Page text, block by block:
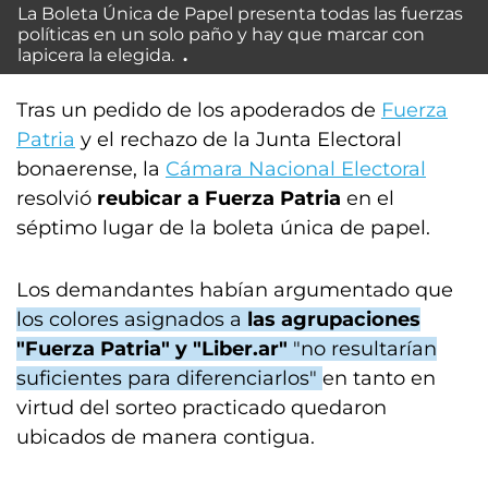
La Boleta Única de Papel presenta todas las fuerzas
políticas en un solo paño y hay que marcar con
lapicera la elegida.
Tras un pedido de los apoderados de Fuerza
Patria y el rechazo de la Junta Electoral
bonaerense, la Cámara Nacional Electoral
resolvió reubicar a Fuerza Patria en el
séptimo lugar de la boleta única de papel.
Los demandantes habían argumentado que
los colores asignados a las agrupaciones
"Fuerza Patria" y "Liber.ar" "no resultarían
suficientes para diferenciarlos" en tanto en
virtud del sorteo practicado quedaron
ubicados de manera contigua.